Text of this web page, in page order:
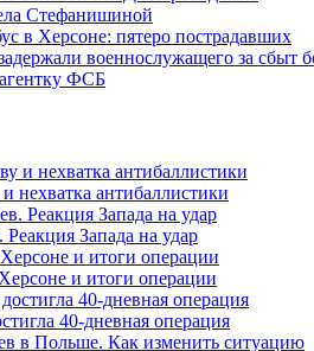
Стефанишиной
в Херсоне: пятеро пострадавших
военнослужащего за сбыт
ФСБ
нехватка антибаллистики
Запада на удар
и итоги операции
40-дневная операция